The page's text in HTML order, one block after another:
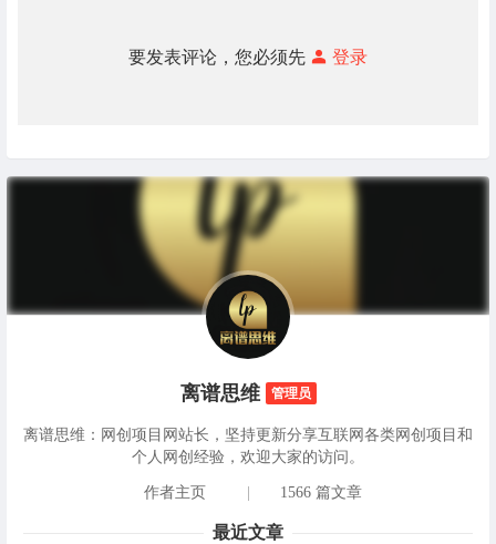
要发表评论，您必须先 登录
离谱思维 管理员
离谱思维：网创项目网站长，坚持更新分享互联网各类网创项目和
个人网创经验，欢迎大家的访问。
作者主页 1566 篇文章
最近文章